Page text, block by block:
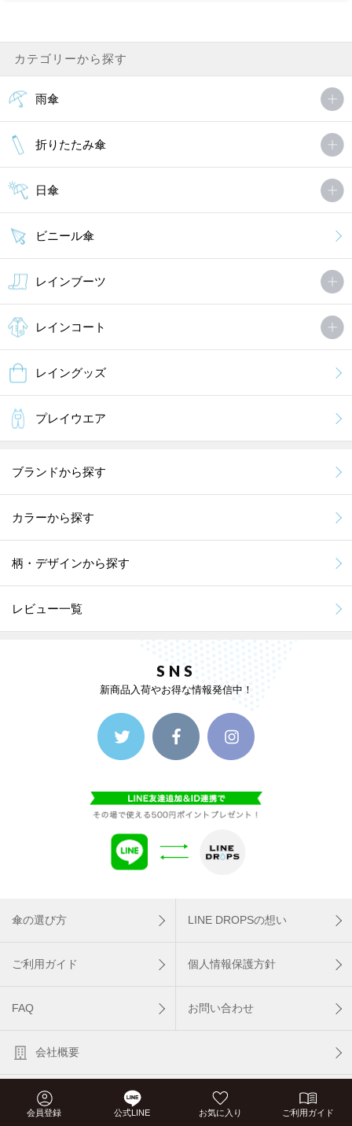
カテゴリーから探す
雨傘
折りたたみ傘
日傘
ビニール傘
レインブーツ
レインコート
レイングッズ
プレイウエア
ブランドから探す
カラーから探す
柄・デザインから探す
レビュー一覧
SNS
新商品入荷やお得な情報発信中！
傘の選び方 LINE DROPSの想い
ご利用ガイド 個人情報保護方針
FAQ お問い合わせ
会社概要
LINE DROPS PC版
会員登録 公式LINE お気に入り ご利用ガイド